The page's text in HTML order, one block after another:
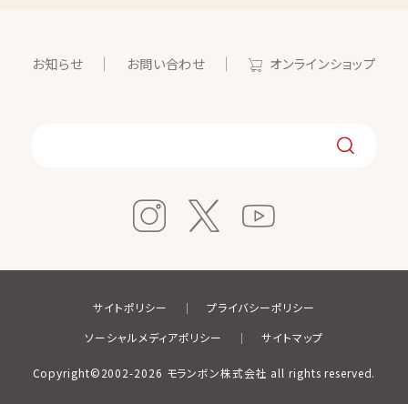
お知らせ お問い合わせ オンラインショップ
Copyright©2002-2026 モランボン株式会社 all rights reserved.
サイトポリシー
プライバシーポリシー
ソーシャルメディアポリシー
サイトマップ